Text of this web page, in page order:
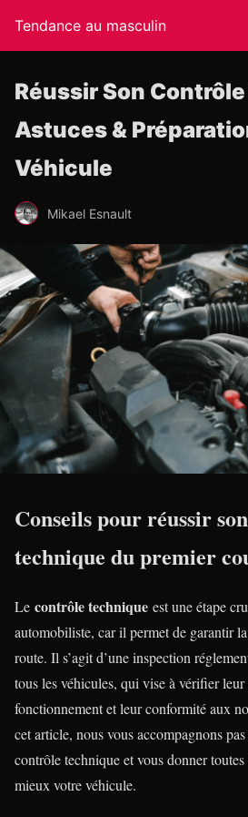
Tendance au masculin
Réussir Son
Astuces &
Véhicule
Mikael Esnault
Conseils pour réussir
technique du premier
Le contrôle technique est une étape
automobiliste, car il permet de garantir
route. Il s’agit d’une inspection
tous les véhicules, qui vise à vérifier leur
fonctionnement et leur conformité aux
cet article, nous vous accompagnons
contrôle technique et vous donner
mieux votre véhicule.